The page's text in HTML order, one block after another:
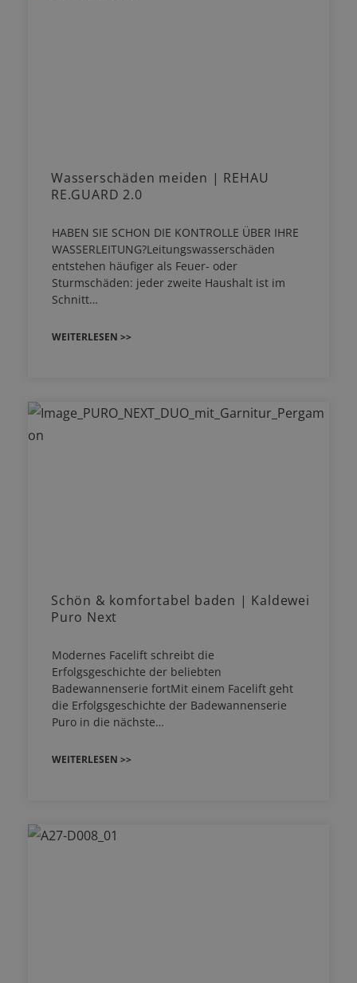
Wasserschäden meiden | REHAU
RE.GUARD 2.0
HABEN SIE SCHON DIE KONTROLLE ÜBER IHRE
WASSERLEITUNG?Leitungswasserschäden
entstehen häufiger als Feuer- oder
Sturmschäden: jeder zweite Haushalt ist im
Schnitt…
WEITERLESEN >>
Schön & komfortabel baden | Kaldewei
Puro Next
Modernes Facelift schreibt die
Erfolgsgeschichte der beliebten
Badewannenserie fortMit einem Facelift geht
die Erfolgsgeschichte der Badewannenserie
Puro in die nächste…
WEITERLESEN >>